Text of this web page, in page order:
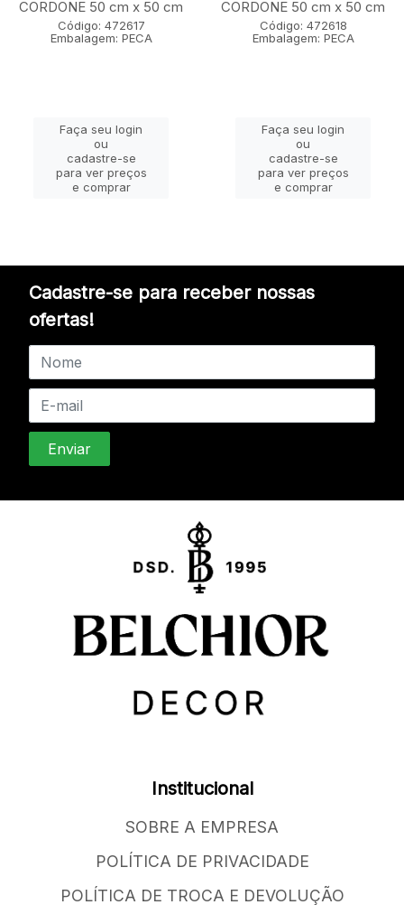
CORDONE 50 cm x 50 cm
Código: 472617
Embalagem: PECA
Faça seu login
ou
cadastre-se
para ver preços
e comprar
CORDONE 50 cm x 50 cm
Código: 472618
Embalagem: PECA
Faça seu login
ou
cadastre-se
para ver preços
e comprar
Cadastre-se para receber nossas
ofertas!
Institucional
SOBRE A EMPRESA
POLÍTICA DE PRIVACIDADE
POLÍTICA DE TROCA E DEVOLUÇÃO